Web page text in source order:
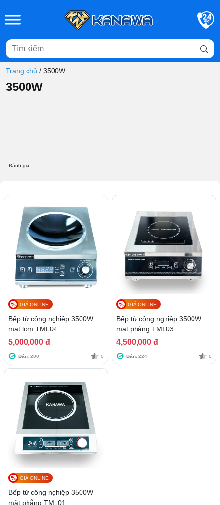
Trang chủ / 3500W
3500W
Đánh giá
GIÁ ONLINE
Bếp từ công nghiệp 3500W
mặt lõm TML04
5,000,000 đ
Bán: 200 0
GIÁ ONLINE
Bếp từ công nghiệp 3500W
mặt phẳng TML03
4,500,000 đ
Bán: 224 0
GIÁ ONLINE
Bếp từ công nghiệp 3500W
mặt phẳng TML01